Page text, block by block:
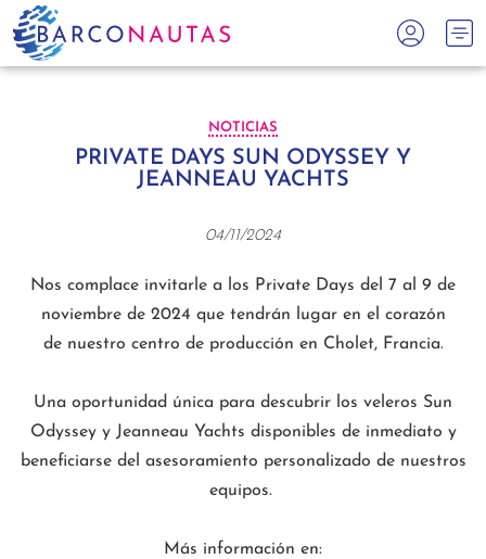
NOTICIAS
PRIVATE DAYS SUN ODYSSEY Y
JEANNEAU YACHTS
04/11/2024
Nos complace invitarle a los Private Days del 7 al 9 de
noviembre de 2024 que tendrán lugar en el corazón
de nuestro centro de producción en Cholet, Francia.
Una oportunidad única para descubrir los veleros Sun
Odyssey y Jeanneau Yachts disponibles de inmediato y
beneficiarse del asesoramiento personalizado de nuestros
equipos.
Más información en: